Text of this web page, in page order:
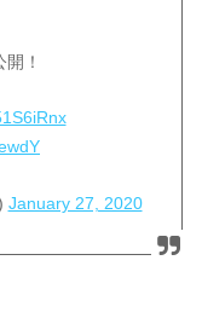
！
January 27, 2020